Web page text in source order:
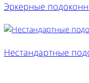
Эркерные
Нестандартные